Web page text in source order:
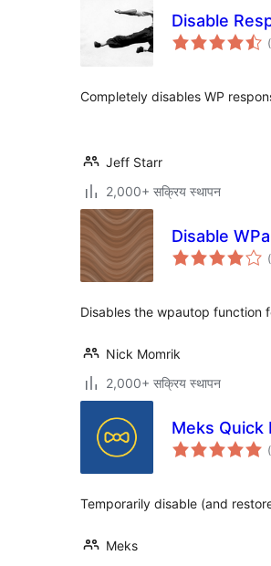
Disable
Completely disables WP
Jeff Starr
2,000+ सक्रिय स्थापन
Disable
Disables the wpautop function
Nick Momrik
2,000+ सक्रिय स्थापन
Meks Quick
Temporarily disable (and
Meks